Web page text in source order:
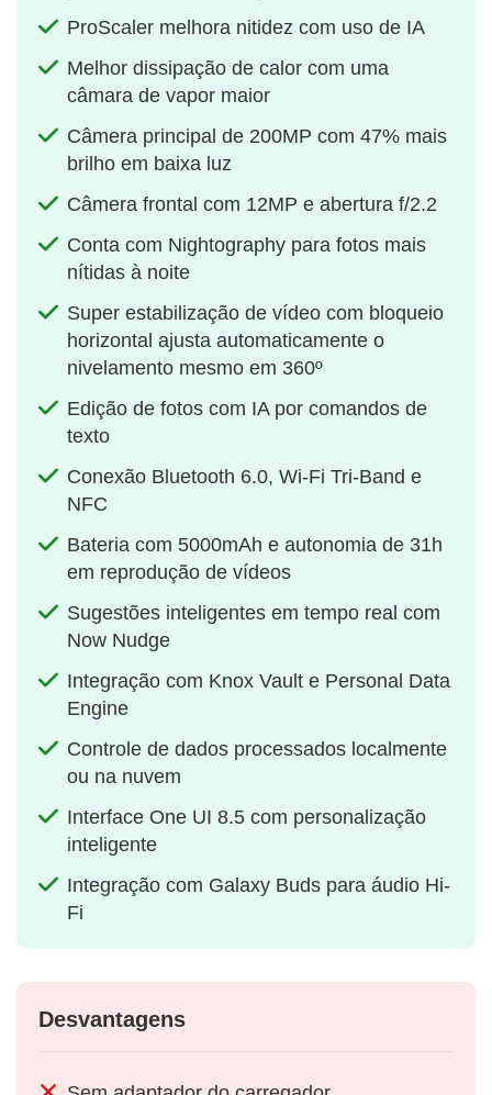
ProScaler melhora nitidez com uso de IA
Melhor dissipação de calor com uma
câmara de vapor maior
Câmera principal de 200MP com 47% mais
brilho em baixa luz
Câmera frontal com 12MP e abertura f/2.2
Conta com Nightography para fotos mais
nítidas à noite
Super estabilização de vídeo com bloqueio
horizontal ajusta automaticamente o
nivelamento mesmo em 360º
Edição de fotos com IA por comandos de
texto
Conexão Bluetooth 6.0, Wi-Fi Tri-Band e
NFC
Bateria com 5000mAh e autonomia de 31h
em reprodução de vídeos
Sugestões inteligentes em tempo real com
Now Nudge
Integração com Knox Vault e Personal Data
Engine
Controle de dados processados localmente
ou na nuvem
Interface One UI 8.5 com personalização
inteligente
Integração com Galaxy Buds para áudio Hi-
Fi
Desvantagens